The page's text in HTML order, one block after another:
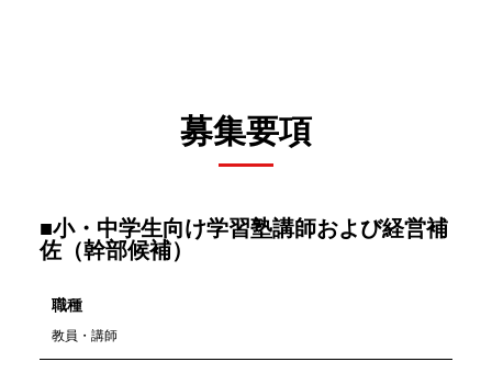
募集要項
■小・中学生向け学習塾講師および経営補
佐（幹部候補）
職種
教員・講師